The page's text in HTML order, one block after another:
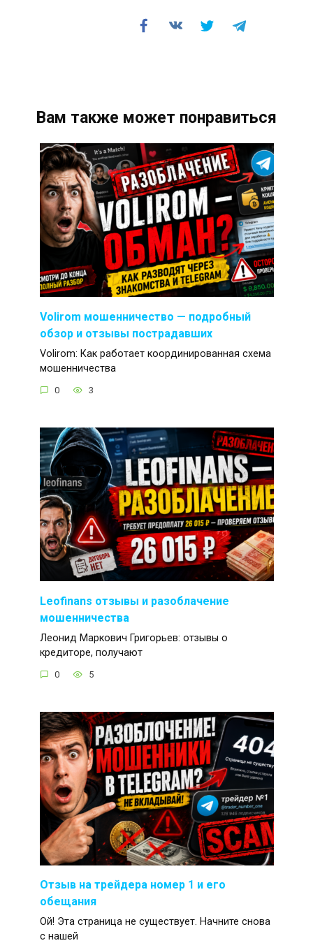
Вам также может понравиться
Volirom мошенничество — подробный
обзор и отзывы пострадавших
Volirom: Как работает координированная схема
мошенничества
0 3
Leofinans отзывы и разоблачение
мошенничества
Леонид Маркович Григорьев: отзывы о
кредиторе, получают
0 5
Отзыв на трейдера номер 1 и его
обещания
Ой! Эта страница не существует. Начните снова
с нашей